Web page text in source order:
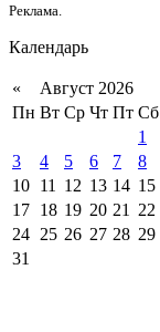
Реклама.
Календарь
« Август 2026
Пн Вт Ср Чт Пт Сб
1
3
4 5 6 7 8
10 11 12 13 14 15
17 18 19 20 21 22
24 25 26 27 28 29
31